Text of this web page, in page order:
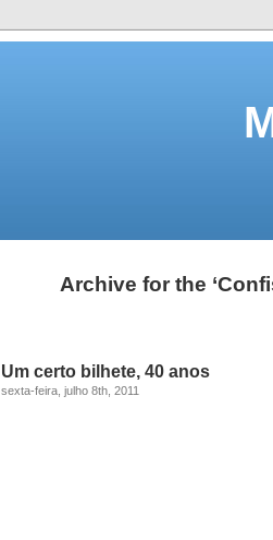
Archive for the
Um certo bilhete, 40 anos
sexta-feira, julho 8th, 2011